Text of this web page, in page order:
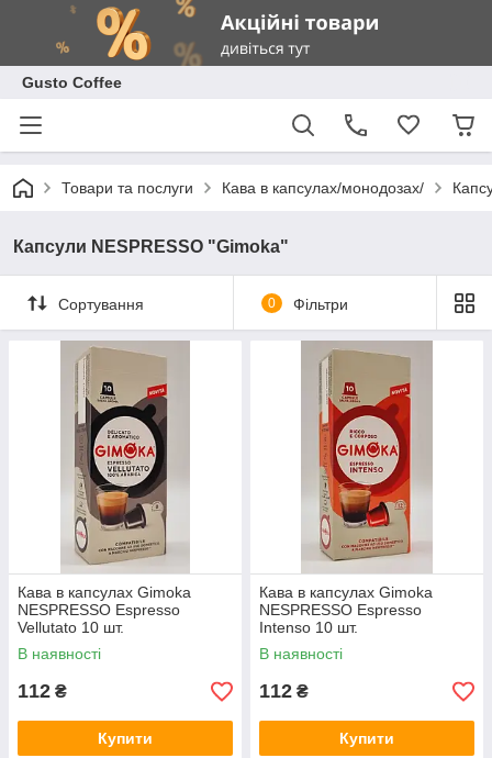
Gusto Coffee
Товари та послуги Кава в капсулах/монодозах/
Капсули NESPRESSO "Gimoka"
Сортування 0 Фільтри
Кава в капсулах Gimoka
NESPRESSO Espresso
Vellutato 10 шт.
В наявності
112 ₴
Купити
Кава в капсулах Gimoka
NESPRESSO Espresso
Intenso 10 шт.
В наявності
112 ₴
Купити